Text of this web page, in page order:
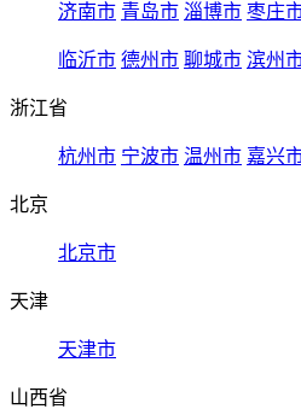
济南市 青岛市 淄博市 枣庄
临沂市 德州市 聊城市 滨州
浙江省
杭州市 宁波市 温州市 嘉兴
北京
北京市
天津
天津市
山西省